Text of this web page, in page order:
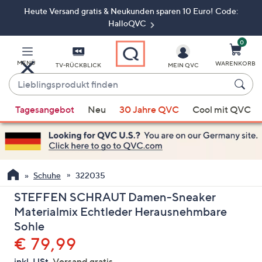
ZumHeute Versand gratis & Neukunden sparen 10 Euro! Code:
HalloQVC
MENÜ TV-RÜCKBLICK
Lieblingsprodukt
finden
Vorschläge
verfügbar
sind,
verwenden
Sie
die
Pfeiltasten
nach
oben
und
nach
MEIN QVC
0
WARENKORB
Tagesangebot Neu 30 Jahre QVC Cool mit QVC
Schuhe 322035
STEFFEN SCHRAUT Damen-Sneaker
Materialmix Echtleder Herausnehmbare
Sohle
Gelöscht
€ 79,99